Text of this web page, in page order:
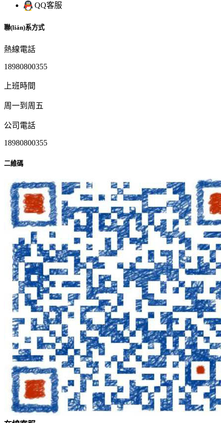
QQ客服
聯(lián)系方式
熱線電話
18980800355
上班時間
周一到周五
公司電話
18980800355
二維碼